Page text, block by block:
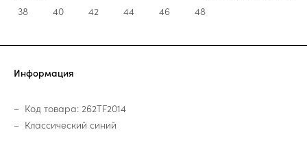
38
40 42 44 46 48
Информация
Код товара: 262TF2014
Классический синий